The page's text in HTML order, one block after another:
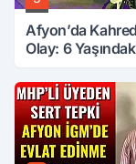
Afyon’da
Olay: 6